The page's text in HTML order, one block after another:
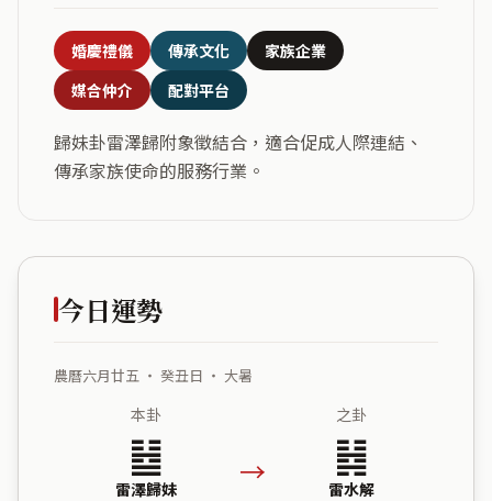
婚慶禮儀 傳承文化
家族企業
媒合仲介
配對平台
歸妹卦雷澤歸附象徵結合，適合促成人際連結、
傳承家族使命的服務行業。
今日運勢
農曆六月廿五 ・ 癸丑日 ・ 大暑
本卦
䷵
雷澤歸妹 →
之卦
䷧
雷水解